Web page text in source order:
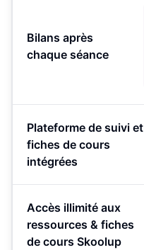
Bilans après
chaque séance
Plateforme de suivi et
fiches de cours
intégrées
Accès illimité aux
ressources & fiches
de cours Skoolup